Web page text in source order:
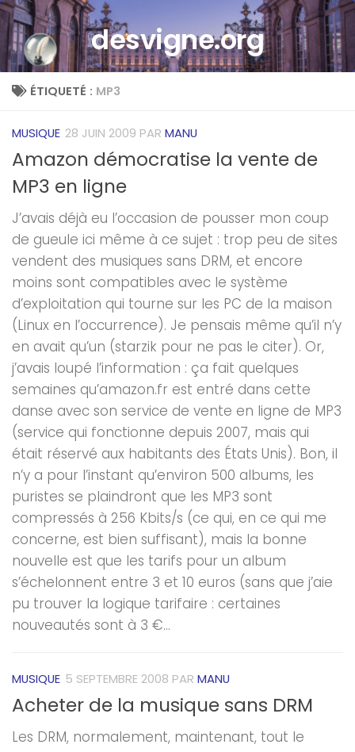
Skip to contentdesvigne.org
ÉTIQUETÉ : MP3
MUSIQUE 28 JUIN 2009 PAR MANU
Amazon démocratise la vente de
MP3 en ligne
J’avais déjà eu l’occasion de pousser mon coup
de gueule ici même à ce sujet : trop peu de sites
vendent des musiques sans DRM, et encore
moins sont compatibles avec le système
d’exploitation qui tourne sur les PC de la maison
(Linux en l’occurrence). Je pensais même qu’il n’y
en avait qu’un (starzik pour ne pas le citer). Or,
j’avais loupé l’information : ça fait quelques
semaines qu’amazon.fr est entré dans cette
danse avec son service de vente en ligne de MP3
(service qui fonctionne depuis 2007, mais qui
était réservé aux habitants des États Unis). Bon, il
n’y a pour l’instant qu’environ 500 albums, les
puristes se plaindront que les MP3 sont
compressés à 256 Kbits/s (ce qui, en ce qui me
concerne, est bien suffisant), mais la bonne
nouvelle est que les tarifs pour un album
s’échelonnent entre 3 et 10 euros (sans que j’aie
pu trouver la logique tarifaire : certaines
nouveautés sont à 3 €...
MUSIQUE 5 SEPTEMBRE 2008 PAR MANU
Acheter de la musique sans DRM
Les DRM, normalement, maintenant, tout le